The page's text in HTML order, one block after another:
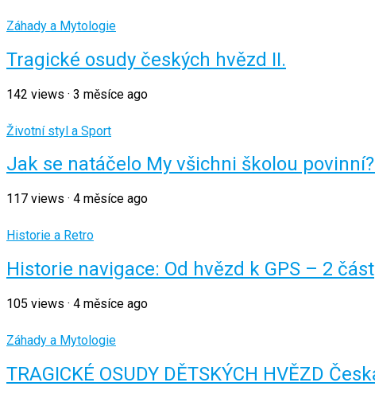
Záhady a Mytologie
Tragické osudy českých hvězd II.
142 views · 3 měsíce ago
Životní styl a Sport
Jak se natáčelo My všichni školou
117 views · 4 měsíce ago
Historie a Retro
Historie navigace: Od hvězd k GPS – 2 část
105 views · 4 měsíce ago
Záhady a Mytologie
TRAGICKÉ OSUDY DĚTSKÝCH HVĚZD